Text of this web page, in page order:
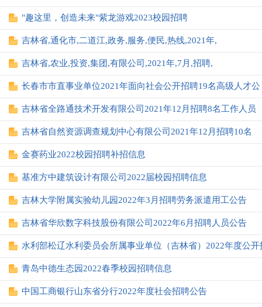
"趣这里，创造未来"紫龙游戏2023校园招聘
吉林省,通化市,二道江,政务,服务,便民,热线,2021年,
吉林省,农业,投资,集团,有限公司,2021年,7月,招聘,
长春市市直事业单位2021年面向社会公开招聘19名高级人才公
吉林省全路通技术开发有限公司2021年12月招聘8名工作人员
吉林省自然资源调查规划中心有限公司2021年12月招聘10名
金赛药业2022校园招聘补招信息
基准方中建筑设计有限公司2022届校园招聘信息
吉林大学附属实验幼儿园2022年3月招聘劳务派遣用工公告
吉林省华欣数字科技股份有限公司2022年6月招聘人员公告
水利部松辽水利委员会所属事业单位（吉林省）2022年度公开
青岛中德生态园2022春季校园招聘信息
中国工商银行山东省分行2022年度社会招聘公告